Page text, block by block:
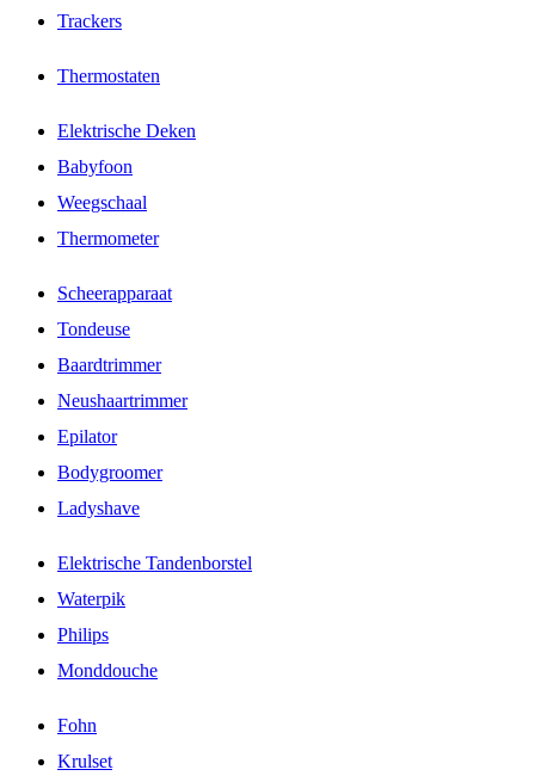
Trackers
Thermostaten
Elektrische Deken
Babyfoon
Weegschaal
Thermometer
Scheerapparaat
Tondeuse
Baardtrimmer
Neushaartrimmer
Epilator
Bodygroomer
Ladyshave
Elektrische Tandenborstel
Waterpik
Philips
Monddouche
Fohn
Krulset